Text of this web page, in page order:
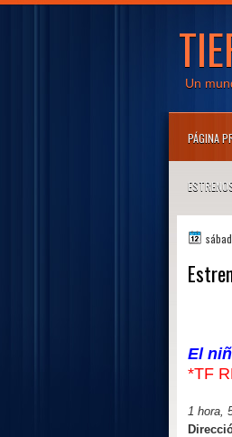
Un
PÁGINA
El
*TF
1 hora,